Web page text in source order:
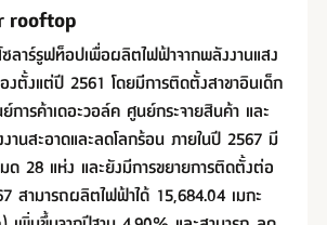
rooftop
ลาร์รูฟท็อปเพื่อผลิตไฟฟ้าจากพลังงานแสง
งตั้งแต่ปี 2561 โดยมีการติดตั้งสาขาอินเด็ก
ารค้าเดอะวอล์ค ศูนย์กระจายสินค้า และ
งานสะอาดและลดโลกร้อน ภายในปี 2567 มี
ด 28 แห่ง และยังมีการขยายการติดตั้งต่อ
สามารถผลิตไฟฟ้าได้ 15,684.04 เมกะ